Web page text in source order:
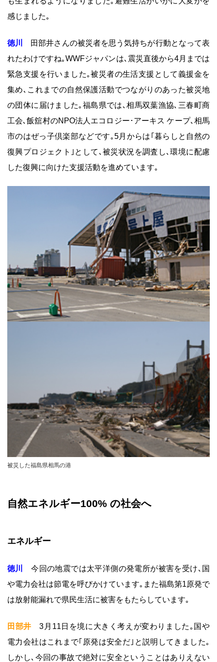
感じました｡
徳川
田部井さんの被災者を思う気持ちが行動となって表
れたわけですね｡WWFジャパンは､震災直後から4月までは
緊急支援を行いました｡被災者の生活支援として義援金を
集め､これまでの自然保護活動でつながりのあった被災地
の団体に届けました｡福島県では､相馬双葉漁協､三春町商
工会､飯舘村のNPO法人エコロジー･アーキス ケープ､相馬
市のはぜっ子倶楽部などです｡5月からは｢暮らしと自然の
復興プロジェクト｣として､被災状況を調査し､環境に配慮
した復興に向けた支援活動を進めています｡
被災した福島県相馬の港
自然エネルギー100% の社会へ
エネルギー
徳川
今回の地震では太平洋側の発電所が被害を受け､国
や電力会社は節電を呼びかけています｡また福島第1原発で
は放射能漏れで県民生活に被害をもたらしています｡
田部井 3月11日を境に大きく考えが変わりました｡国や
電力会社はこれまで｢原発は安全だ｣と説明してきました｡
しかし､今回の事故で絶対に安全ということはありえない